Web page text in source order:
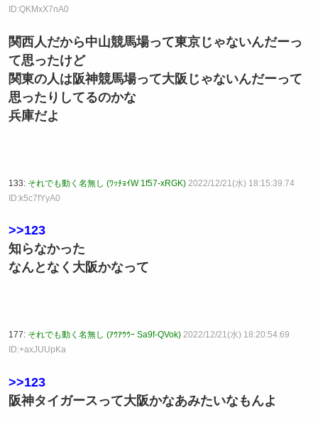
ID:QKMxX7nA0
関西人だから中山競馬場って東京じゃないんだーっ
て思ったけど
関東の人は阪神競馬場って大阪じゃないんだーって
思ったりしてるのかな
兵庫だよ
133: それでも動く名無し (ﾜｯﾁｮｲW 1f57-xRGK) 2022/12/21(水) 18:15:39.74
ID:k5c7fYyA0
>>123
知らなかった
なんとなく大阪かなって
177: それでも動く名無し (ｱｳｱｳｳｰ Sa9f-QVok) 2022/12/21(水) 18:20:54.69
ID:+axJUUpKa
>>123
阪神タイガースって大阪かなあみたいなもんよ